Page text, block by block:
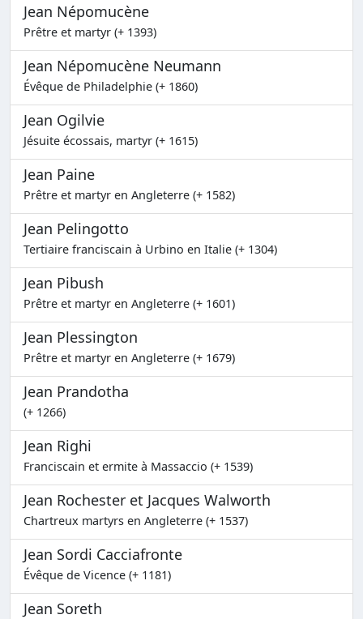
Jean Népomucène
Prêtre et martyr (+ 1393)
Jean Népomucène Neumann
Évêque de Philadelphie (+ 1860)
Jean Ogilvie
Jésuite écossais, martyr (+ 1615)
Jean Paine
Prêtre et martyr en Angleterre (+ 1582)
Jean Pelingotto
Tertiaire franciscain à Urbino en Italie (+ 1304)
Jean Pibush
Prêtre et martyr en Angleterre (+ 1601)
Jean Plessington
Prêtre et martyr en Angleterre (+ 1679)
Jean Prandotha
(+ 1266)
Jean Righi
Franciscain et ermite à Massaccio (+ 1539)
Jean Rochester et Jacques Walworth
Chartreux martyrs en Angleterre (+ 1537)
Jean Sordi Cacciafronte
Évêque de Vicence (+ 1181)
Jean Soreth